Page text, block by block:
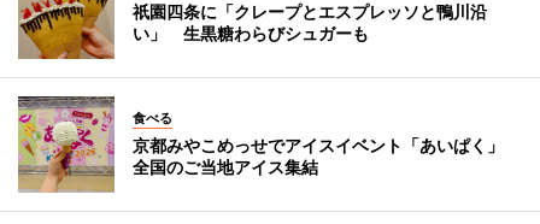
祇園四条に「クレープとエスプレッソと鴨川沿
い」 生黒糖わらびシュガーも
食べる
京都みやこめっせでアイスイベント「あいぱく」
全国のご当地アイス集結